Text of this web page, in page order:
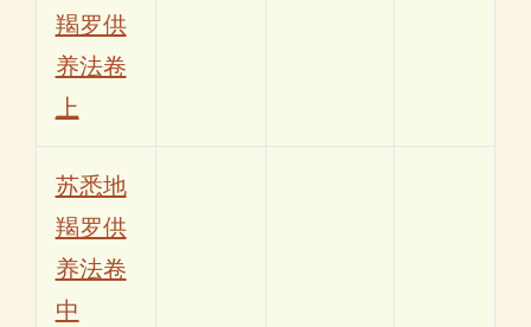
羯罗供
养法卷
上
苏悉地
羯罗供
养法卷
中